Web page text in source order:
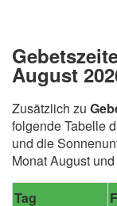
August
Zusätzlich zu
folgende Tabelle
und die
Monat August
Tag